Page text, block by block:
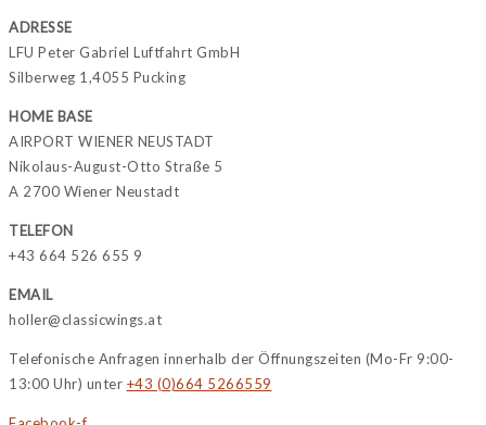
ADRESSE
LFU Peter Gabriel Luftfahrt GmbH
Silberweg 1,4055 Pucking
HOME BASE
AIRPORT WIENER NEUSTADT
Nikolaus-August-Otto Straße 5
A 2700 Wiener Neustadt
TELEFON
+43 664 526 655 9
EMAIL
holler@classicwings.at
Telefonische Anfragen innerhalb der Öffnungszeiten (Mo-Fr 9:00-
13:00 Uhr) unter +43 (0)664 5266559